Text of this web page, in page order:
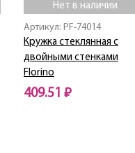
Нет в наличии
Артикул: PF-74014
Кружка стеклянная с
двойными стенками
Florino
409.51 ₽